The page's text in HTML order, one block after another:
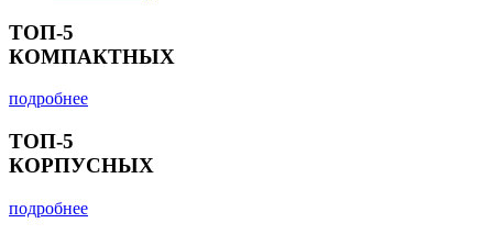
ТОП-5
КОМПАКТНЫХ
подробнее
ТОП-5
КОРПУСНЫХ
подробнее